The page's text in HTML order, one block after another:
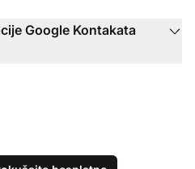
Google Kontakata